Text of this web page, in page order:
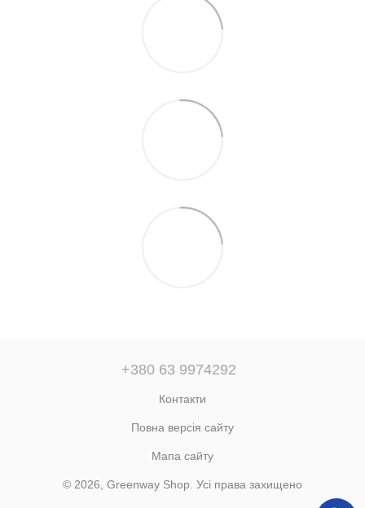
+380 63 9974292
Контакти
Повна версія сайту
Мапа сайту
© 2026, Greenway Shop. Усі права захищено